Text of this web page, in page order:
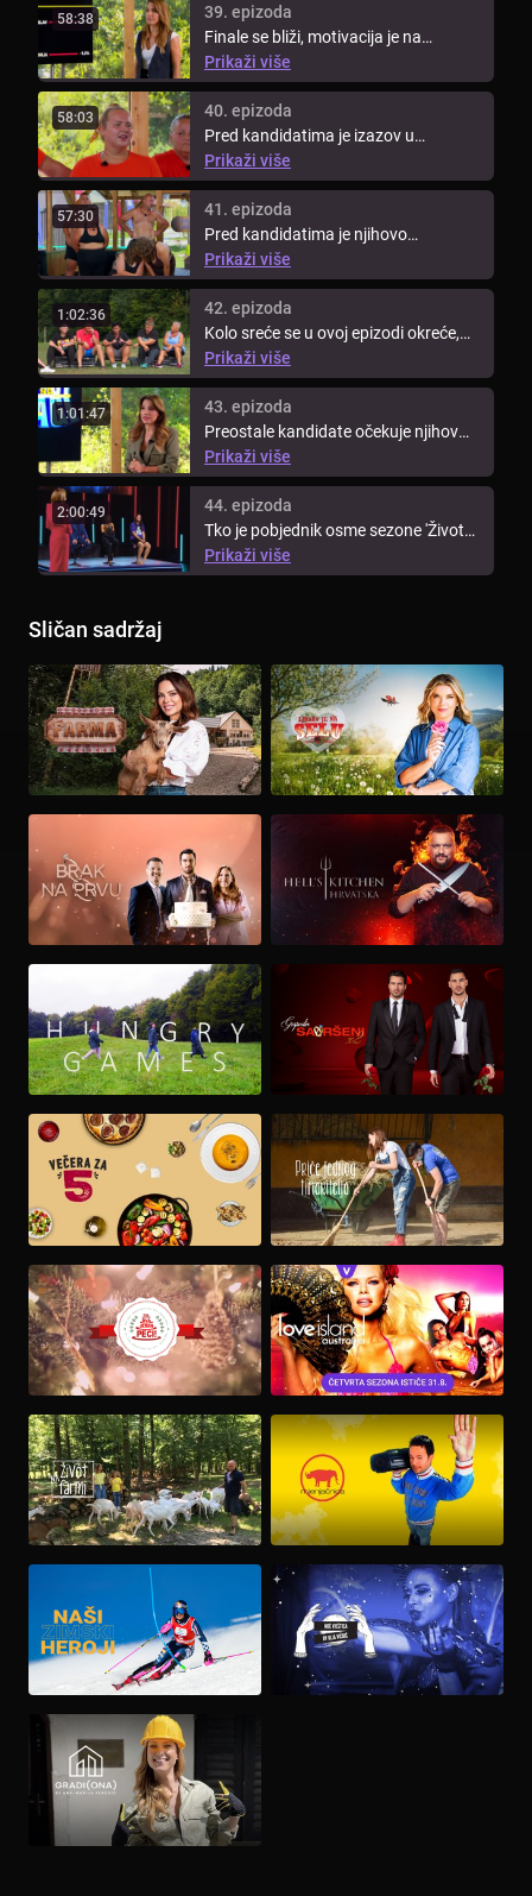
58:38
39. epizoda
Finale se bliži, motivacija je na
vrhuncu. Kandidati idu na makeover.
Prikaži više
58:03
40. epizoda
Pred kandidatima je izazov u
vinogradu.
Prikaži više
57:30
41. epizoda
Pred kandidatima je njihovo
predzadnje vaganje prije finala.
Prikaži više
1:02:36
42. epizoda
Kolo sreće se u ovoj epizodi okreće,
dok ih na stolu čeka jedno ...
Prikaži više
1:01:47
43. epizoda
Preostale kandidate očekuje njihov
posljednji trening. Posljednje ...
Prikaži više
2:00:49
44. epizoda
Tko je pobjednik osme sezone 'Života
na vagi'? Saznaj tko je odnio ...
Prikaži više
Sličan sadržaj